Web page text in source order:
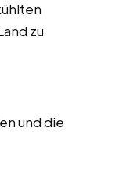
zu
und die